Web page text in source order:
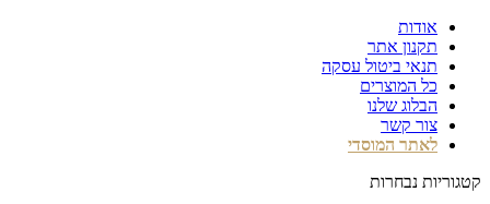
אודות
תקנון אתר
תנאי ביטול עסקה
כל המוצרים
הבלוג שלנו
צור קשר
לאתר המוסדי
קטגוריות נבחרות